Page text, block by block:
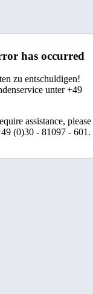
has occurred
zu entschuldigen!
unter +49
assistance, please
(0)30 - 81097 - 601.